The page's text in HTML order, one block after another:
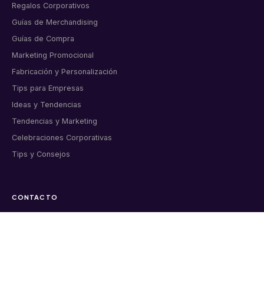
Regalos Corporativos
Guías de Merchandising
Guías de Compra
Marketing Promocional
Fabricación y Personalización
Tips para Empresas
Ideas y Tendencias
Tendencias y Marketing
Celebraciones Corporativas
Tips y Consejos
CONTACTO